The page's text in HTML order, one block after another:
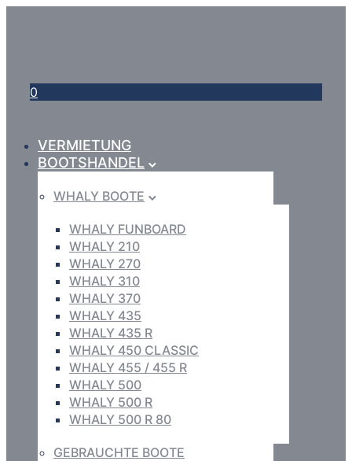
0
VERMIETUNG
BOOTSHANDEL
WHALY BOOTE
WHALY FUNBOARD
WHALY 210
WHALY 270
WHALY 310
WHALY 370
WHALY 435
WHALY 435 R
WHALY 450 CLASSIC
WHALY 455 / 455 R
WHALY 500
WHALY 500 R
WHALY 500 R 80
GEBRAUCHTE BOOTE